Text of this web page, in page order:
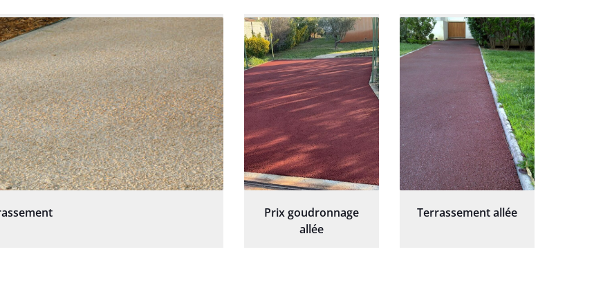
Prix goudronnage
allée
Terrassement allée